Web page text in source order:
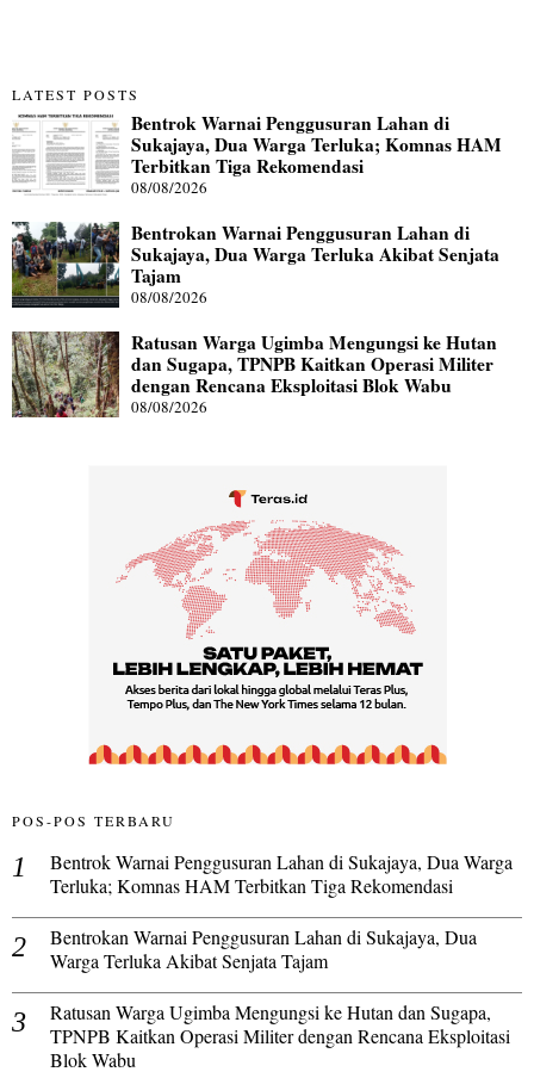
LATEST POSTS
Bentrok Warnai Penggusuran Lahan di
Sukajaya, Dua Warga Terluka; Komnas HAM
Terbitkan Tiga Rekomendasi
08/08/2026
Bentrokan Warnai Penggusuran Lahan di
Sukajaya, Dua Warga Terluka Akibat Senjata
Tajam
08/08/2026
Ratusan Warga Ugimba Mengungsi ke Hutan
dan Sugapa, TPNPB Kaitkan Operasi Militer
dengan Rencana Eksploitasi Blok Wabu
08/08/2026
POS-POS TERBARU
Bentrok Warnai Penggusuran Lahan di Sukajaya, Dua Warga
Terluka; Komnas HAM Terbitkan Tiga Rekomendasi
Bentrokan Warnai Penggusuran Lahan di Sukajaya, Dua
Warga Terluka Akibat Senjata Tajam
Ratusan Warga Ugimba Mengungsi ke Hutan dan Sugapa,
TPNPB Kaitkan Operasi Militer dengan Rencana Eksploitasi
Blok Wabu